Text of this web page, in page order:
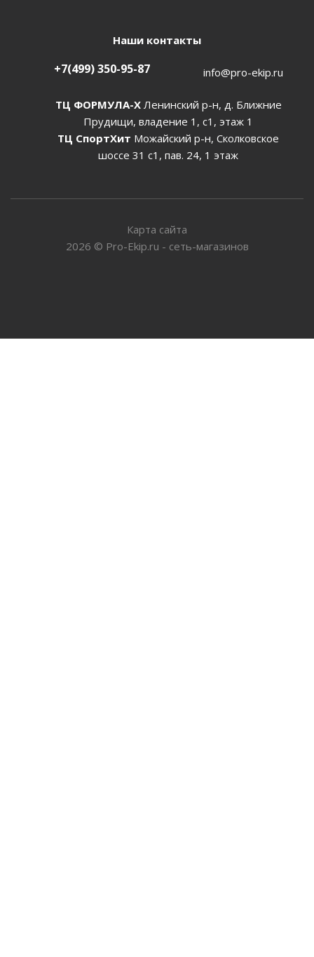
Наши контакты
+7(499) 350-95-87 info@pro-ekip.ru
ТЦ ФОРМУЛА-ХЛенинский р-н, д. Ближние
Прудищи, владение 1, с1, этаж 1
ТЦ СпортХит Можайский р-н, Сколковское
шоссе 31 с1, пав. 24, 1 этаж
Карта сайта
2026 © Pro-Ekip.ru - сеть-магазинов